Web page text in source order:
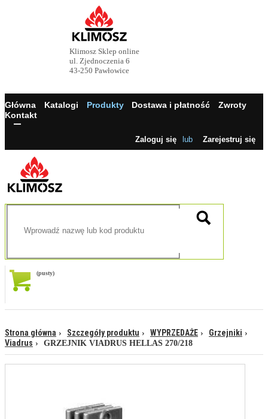
Klimosz Sklep online
ul. Zjednoczenia 6
43-250 Pawłowice
Główna Katalogi Produkty Dostawa i płatność
Zwroty
Kontakt
Zaloguj się lub Zarejestruj się
(pusty)
Strona główna Szczegóły produktu WYPRZEDAŻE
Grzejniki
Viadrus
GRZEJNIK VIADRUS HELLAS 270/218